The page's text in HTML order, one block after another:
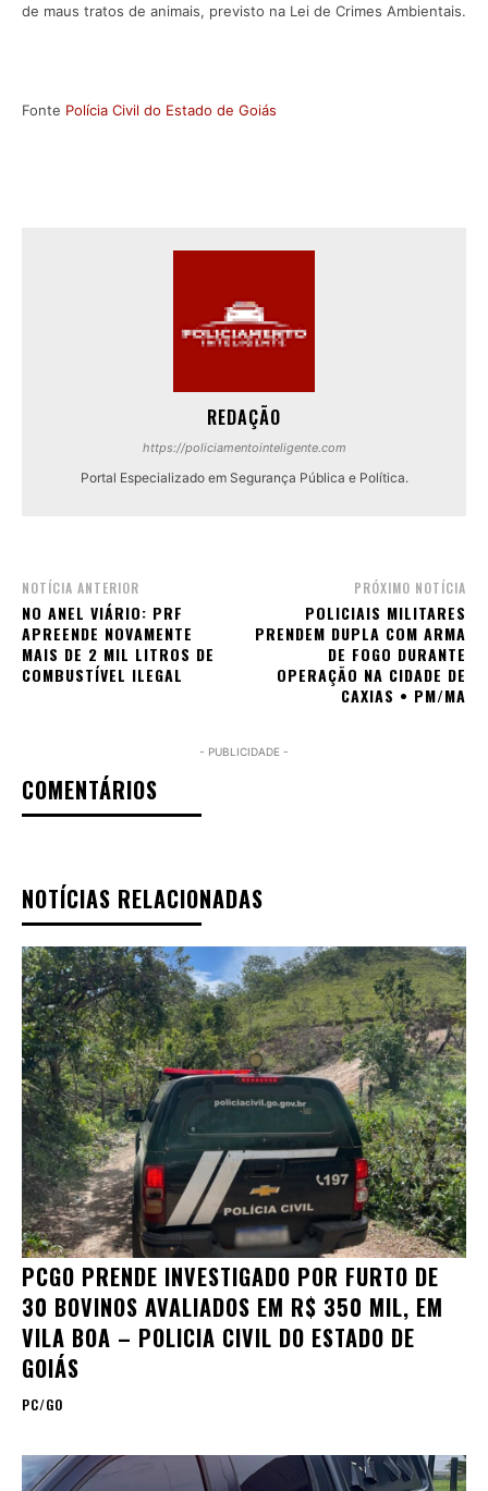
de maus tratos de animais, previsto na Lei de Crimes Ambientais.
Fonte Polícia Civil do Estado de Goiás
REDAÇÃO
https://policiamentointeligente.com
Portal Especializado em Segurança Pública e Política.
NOTÍCIA ANTERIOR
NO ANEL VIÁRIO: PRF
APREENDE NOVAMENTE
MAIS DE 2 MIL LITROS DE
COMBUSTÍVEL ILEGAL
PRÓXIMO NOTÍCIA
POLICIAIS MILITARES
PRENDEM DUPLA COM ARMA
DE FOGO DURANTE
OPERAÇÃO NA CIDADE DE
CAXIAS • PM/MA
- PUBLICIDADE -
COMENTÁRIOS
NOTÍCIAS RELACIONADAS
PCGO PRENDE INVESTIGADO POR FURTO DE
30 BOVINOS AVALIADOS EM R$ 350 MIL, EM
VILA BOA – POLICIA CIVIL DO ESTADO DE
GOIÁS
PC/GO